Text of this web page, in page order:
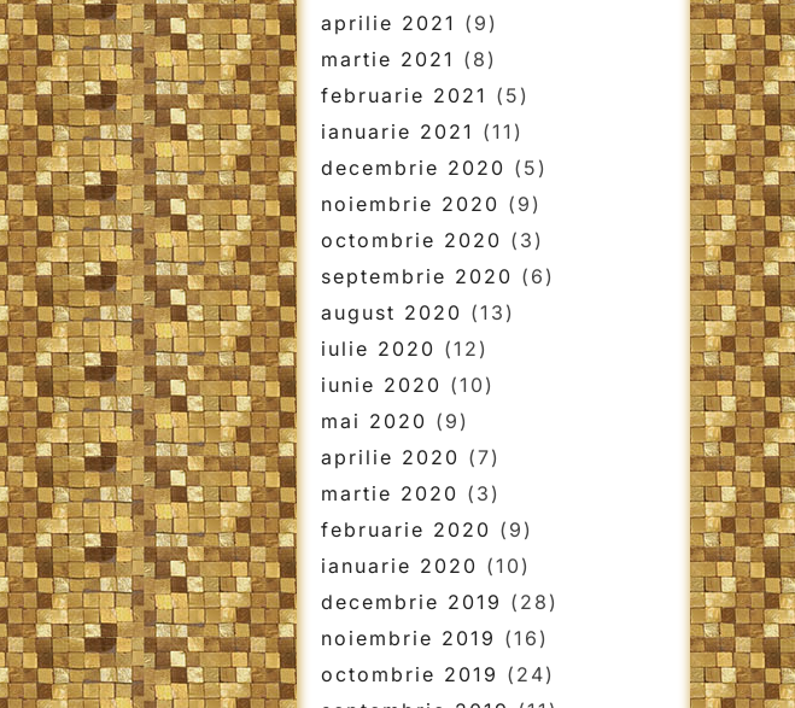
aprilie 2021 (9)
martie 2021 (8)
februarie 2021 (5)
ianuarie 2021 (11)
decembrie 2020 (5)
noiembrie 2020 (9)
octombrie 2020 (3)
septembrie 2020 (6)
august 2020 (13)
iulie 2020 (12)
iunie 2020 (10)
mai 2020 (9)
aprilie 2020 (7)
martie 2020 (3)
februarie 2020 (9)
ianuarie 2020 (10)
decembrie 2019 (28)
noiembrie 2019 (16)
octombrie 2019 (24)